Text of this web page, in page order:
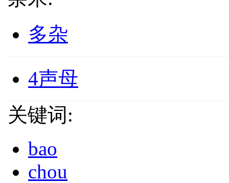
多杂
4声母
关键词:
bao
chou